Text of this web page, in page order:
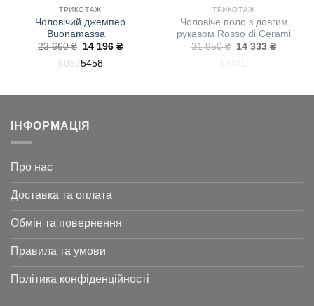
ТРИКОТАЖ
Чоловічий джемпер
Buonamassa
23 660₴
Оригінальна
23
14 196₴Поточна
50525458
ТРИКОТАЖ
Чоловіче поло з довгим
рукавом Rosso di Cerami
31 850₴
Оригінальна
14 333₴Поточна
ІНФОРМАЦІЯ
Про нас
Доставка та оплата
Обмін та повернення
Правила та умови
Політика конфіденційності